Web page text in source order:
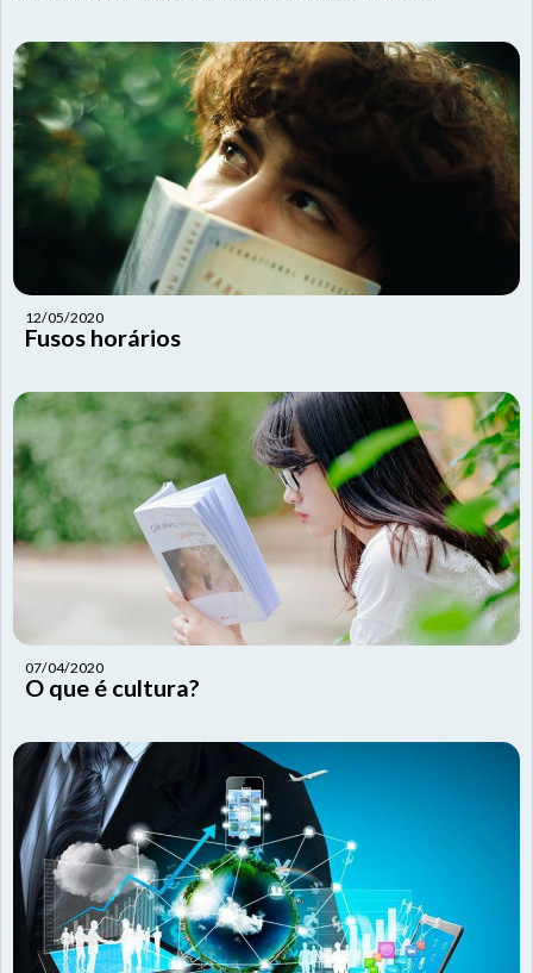
12/05/2020
Fusos horários
07/04/2020
O que é cultura?
SIC Físico